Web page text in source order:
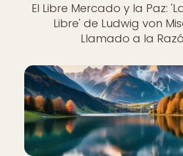
El Libre Mercado y la Paz:
Libre' de Ludwig von
Llamado a la